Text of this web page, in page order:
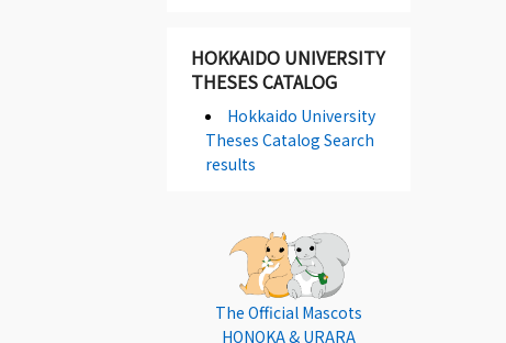
HOKKAIDO UNIVERSITY
THESES CATALOG
Hokkaido University
Theses Catalog Search
results
The Official Mascots
HONOKA & URARA